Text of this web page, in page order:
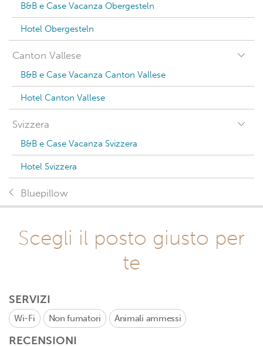
B&B e Case Vacanza Obergesteln
Hotel Obergesteln
Canton Vallese
B&B e Case Vacanza Canton Vallese
Hotel Canton Vallese
Svizzera
B&B e Case Vacanza Svizzera
Hotel Svizzera
Bluepillow
Scegli il posto giusto per
te
SERVIZI
Wi-Fi Non fumatori Animali ammessi
RECENSIONI